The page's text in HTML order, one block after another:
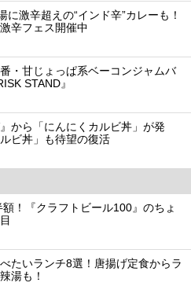
激辛超えの“インド辛”カレーも！
辛フェス開催中
・甘じょっぱ系ベーコンジャムバ
STAND』
から「にんにくカルビ丼」が発
ビ丼」も待望の復活
！『クラフトビール100』のちょ
たいランチ8選！唐揚げ定食からラ
湯も！